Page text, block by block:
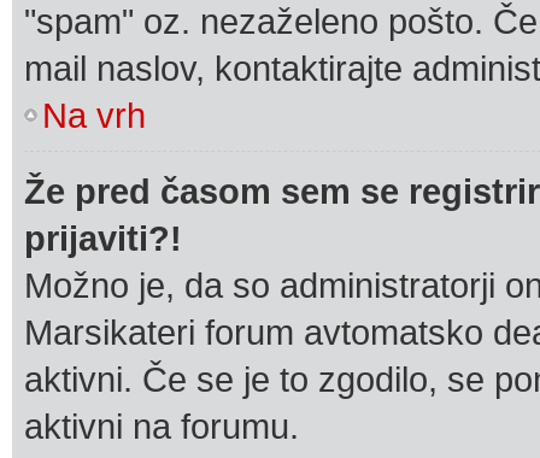
"spam" oz. nezaželeno pošto.
mail naslov, kontaktirajte
Na vrh
Že pred časom sem se
prijaviti?!
Možno je, da so administratorji
Marsikateri forum avtomatsko
aktivni. Če se je to zgodilo, se
aktivni na forumu.